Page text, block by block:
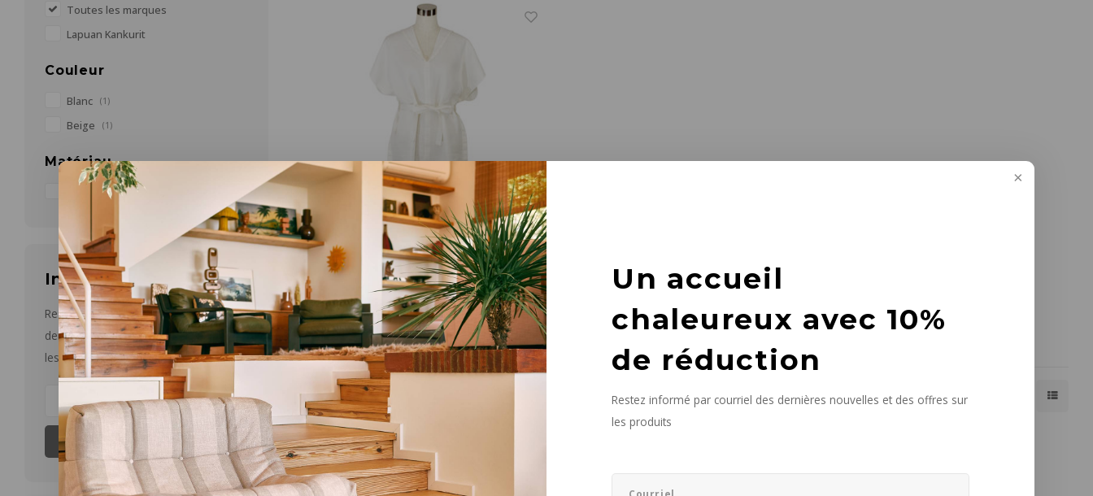
Un accueil
chaleureux avec 10%
de réduction
Restez informé par courriel des dernières nouvelles et des offres sur
les produits
Toutes les marques
Lapuan Kankurit
Couleur
Blanc (1)
Beige (1)
Matériau
Infolettre
Restez informé par courriel des
dernières nouvelles et des offres sur
les produits
S'abonner
Lapuan Kankurit
KASTE peignoir blanc en lin lavé
één maat
€99,00
Les plus vus Affiche 1 - 1 de 1 Afficher: 24